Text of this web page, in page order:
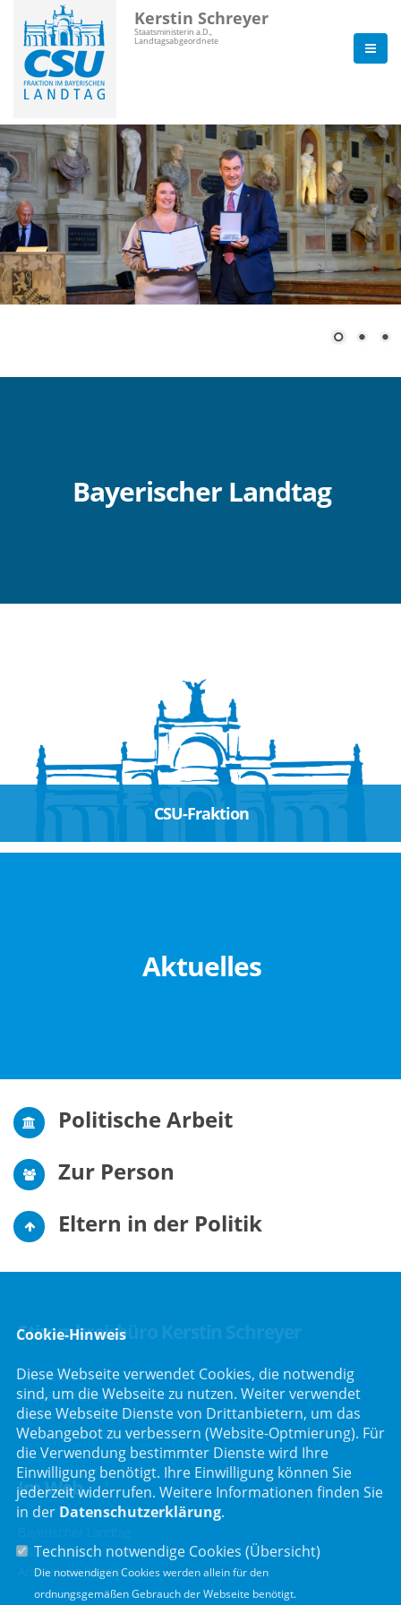
Kerstin Schreyer
Staatsministerin a.D.,
Landtagsabgeordnete
Bayerischer Landtag
CSU-Fraktion
Aktuelles
Politische Arbeit
Zur Person
Eltern in der Politik
Stimmkreisbüro Kerstin Schreyer
Parkstraße 19
82008 Unterhaching
Telefon :089/66557816
Telefax : 089/66557818
Im Web
CSU Fraktion
Anmeldung Rundmail
Cookie-Hinweis
Diese Webseite verwendet Cookies, die notwendig
sind, um die Webseite zu nutzen. Weiter verwendet
diese Webseite Dienste von Drittanbietern, um das
Webangebot zu verbessern (Website-Optmierung). Für
die Verwendung bestimmter Dienste wird Ihre
Einwilligung benötigt. Ihre Einwilligung können Sie
jederzeit widerrufen. Weitere Informationen finden Sie
in der Datenschutzerklärung.
Technisch notwendige Cookies (Übersicht)
Die notwendigen Cookies werden allein für den
ordnungsgemäßen Gebrauch der Webseite benötigt.